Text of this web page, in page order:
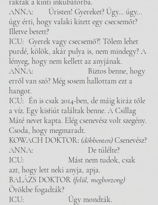
raktak a kinti inkubátorba.
ANNA: 	Úristen! Gyereket? Úgy… úgy…
úgy érti, hogy valaki kitett egy csecsemőt?
Illetve betett?
ICU: 	Gyerek vagy csecsemő?! Tőlem lehet
purdé, kölök, akár pulya is, nem mindegy? A
lényeg, hogy nem kellett az anyjának.
ANNA:	 		Biztos benne, hogy
erről van szó? Még sosem hallottam ezt a
hangot.
ICU: 	Én is csak 2014-ben, de máig kiráz tőle
a víz. Egy kisfiút találtak benne. A Csillag
Máté nevet kapta. Elég csenevész volt szegény.
Csoda, hogy megmaradt.
KOWACH DOKTOR: (döbbenten) Csenevész?
ANNA: 			De túlélte?
ICU: 			Mást nem tudok, csak
azt, hogy lett neki anyja, apja.
BALÁZS DOKTOR (felül, megborzong)
Örökbe fogadták?
ICU: 			Úgy mondták.